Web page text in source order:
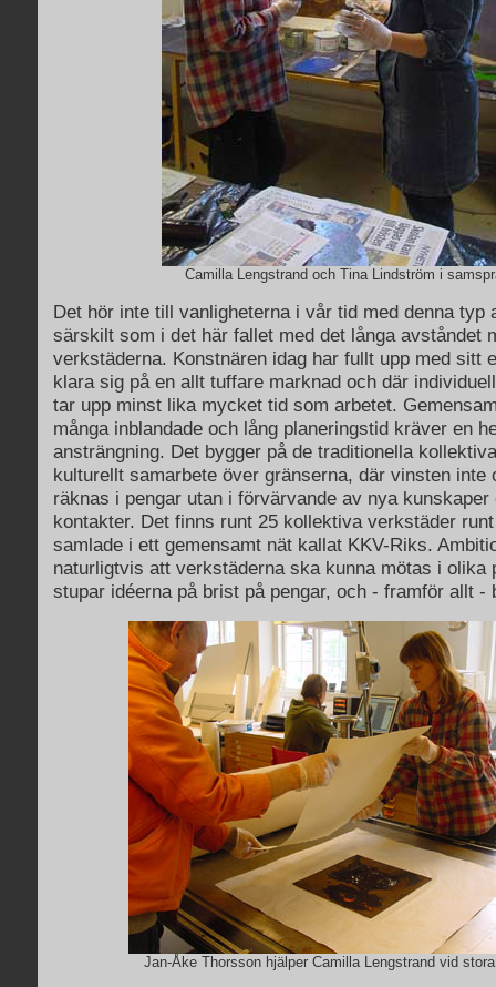
Camilla Lengstrand och Tina Lindström i
Det hör inte till vanligheterna i vår tid med denna typ
särskilt som i det här fallet med det långa avståndet
verkstäderna. Konstnären idag har fullt upp med sitt
klara sig på en allt tuffare marknad och där
tar upp minst lika mycket tid som arbetet.
många inblandade och lång planeringstid kräver en
ansträngning. Det bygger på de traditionella
kulturellt samarbete över gränserna, där vinsten inte
räknas i pengar utan i förvärvande av nya kunskaper
kontakter. Det finns runt 25 kollektiva verkstäder
samlade i ett gemensamt nät kallat KKV-Riks.
naturligtvis att verkstäderna ska kunna mötas i olika
stupar idéerna på brist på pengar, och - framför allt -
Jan-Åke Thorsson hjälper Camilla Lengstrand vid